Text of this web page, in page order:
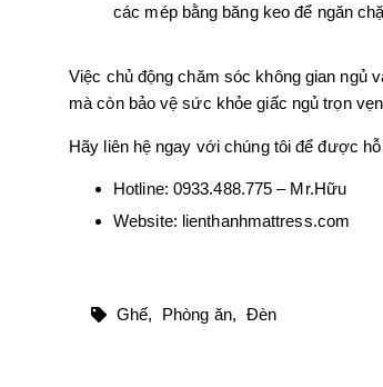
các mép bằng băng keo để ngăn
Việc chủ động chăm sóc không gian ngủ
mà còn bảo vệ sức khỏe giấc ngủ trọn
Hãy liên hệ ngay với chúng tôi để được
Hotline: 0933.488.775 – Mr.Hữu
Website: lienthanhmattress.com
Ghế, Phòng ăn, Đèn